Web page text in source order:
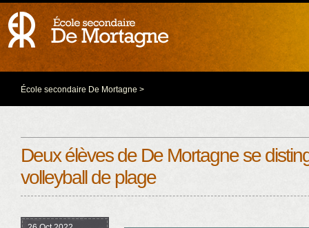
École secondaire De Mortagne >
Deux élèves de De Mortagne se
volleyball de plage